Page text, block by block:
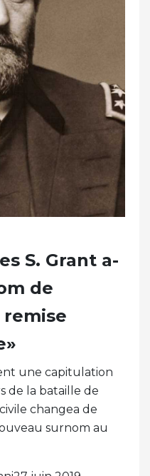
S. Grant a-
de
une capitulation
de la bataille de
changea de
surnom au